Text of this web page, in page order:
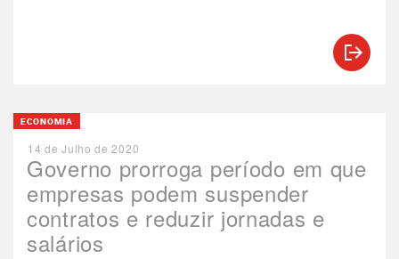
Governo prorroga período em que
empresas podem suspender
contratos e reduzir jornadas e
salários
ECONOMIA
14 de Julho de 2020